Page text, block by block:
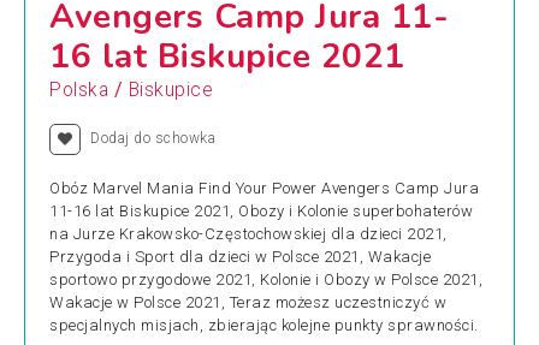
Avengers Camp Jura 11-
16 lat Biskupice 2021
Polska / Biskupice
Dodaj do schowka
Obóz Marvel Mania Find Your Power Avengers Camp Jura
11-16 lat Biskupice 2021, Obozy i Kolonie superbohaterów
na Jurze Krakowsko-Częstochowskiej dla dzieci 2021,
Przygoda i Sport dla dzieci w Polsce 2021, Wakacje
sportowo przygodowe 2021, Kolonie i Obozy w Polsce 2021,
Wakacje w Polsce 2021, Teraz możesz uczestniczyć w
specjalnych misjach, zbierając kolejne punkty sprawności.